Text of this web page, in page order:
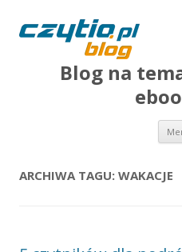
Blog na
ARCHIWA TAGU: WAKACJE